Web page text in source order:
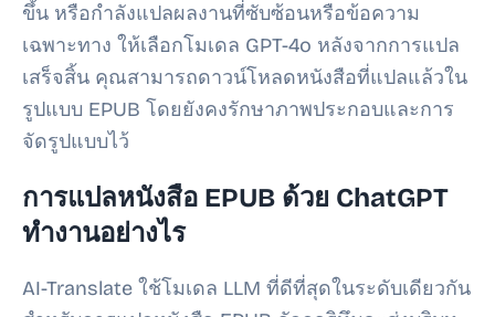
ขึ้น หรือกำลังแปลผลงานที่ซับซ้อนหรือข้อความ
เฉพาะทาง ให้เลือกโมเดล GPT-4o หลังจากการแปล
เสร็จสิ้น คุณสามารถดาวน์โหลดหนังสือที่แปลแล้วใน
รูปแบบ EPUB โดยยังคงรักษาภาพประกอบและการ
จัดรูปแบบไว้
การแปลหนังสือ EPUB ด้วย ChatGPT
ทำงานอย่างไร
AI-Translate ใช้โมเดล LLM ที่ดีที่สุดในระดับเดียวกัน